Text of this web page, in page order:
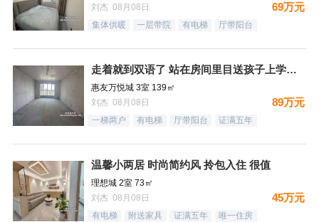
刘杰 08月08日
69万元
集体供暖 一层带院 有电梯 厅带阳台
走着就到双语了 站在房间里目送孩子上学是一件多么幸福的事情
惠友万悦城 3室 139㎡
刘杰 08月08日
89万元
一梯两户 有电梯 厅带阳台 证满五年
温馨小两居 时尚简约风 拎包入住 很值
理想城 2室 73㎡
刘杰 08月08日
45万元
有电梯 附送家具 证满五年 唯一住房